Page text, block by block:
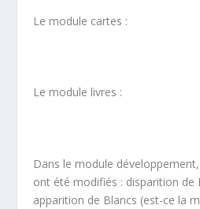
Le module cartes :
Le module livres :
Dans le module
ont été modifiés : disparition de
apparition de Blancs (est-ce la